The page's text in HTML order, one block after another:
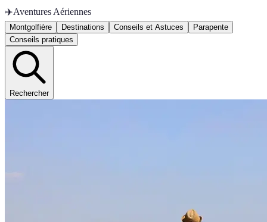
✈️Aventures Aériennes
Montgolfière Destinations Conseils et Astuces
Parapente
Conseils pratiques
Rechercher